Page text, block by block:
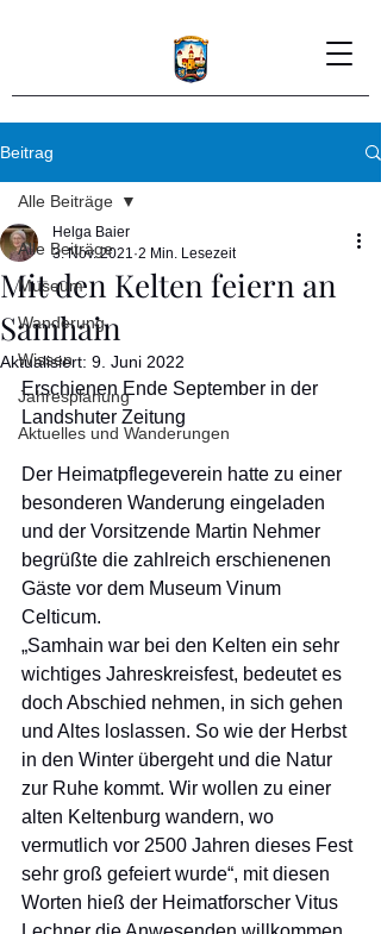
Beitrag
Alle Beiträge
Museum
Wanderung
Wissen
Jahresplanung
Aktuelles und Wanderungen
Alle Beiträge
Mit den Kelten feiern an
Samhain
Helga Baier
3. Nov. 2021 2 Min. Lesezeit
Aktualisiert: 9. Juni 2022
Erschienen Ende September in der
Landshuter Zeitung
Der Heimatpflegeverein hatte zu einer
besonderen Wanderung eingeladen
und der Vorsitzende Martin Nehmer
begrüßte die zahlreich erschienenen
Gäste vor dem Museum Vinum
Celticum.
„Samhain war bei den Kelten ein sehr
wichtiges Jahreskreisfest, bedeutet es
doch Abschied nehmen, in sich gehen
und Altes loslassen. So wie der Herbst
in den Winter übergeht und die Natur
zur Ruhe kommt. Wir wollen zu einer
alten Keltenburg wandern, wo
vermutlich vor 2500 Jahren dieses Fest
sehr groß gefeiert wurde“, mit diesen
Worten hieß der Heimatforscher Vitus